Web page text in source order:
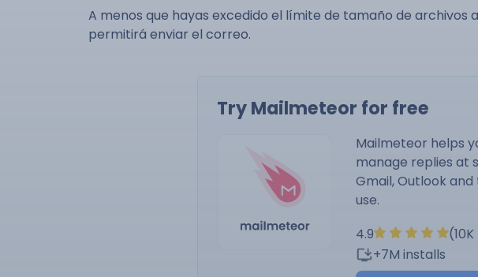
A menos que hayas excedido el límite de tamaño de archivos
permitirá enviar el correo.
Try Mailmeteor for free
Mailmeteor helps
manage replies at
Gmail, Outlook
use.
4.9
+7M installs